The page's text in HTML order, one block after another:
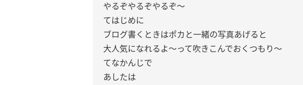
やるぞやるぞやるぞ〜
てはじめに
ブログ書くときはポカと一緒の写真あげると
大人気になれるよ〜って吹きこんでおくつもり〜
てなかんじで
あしたは